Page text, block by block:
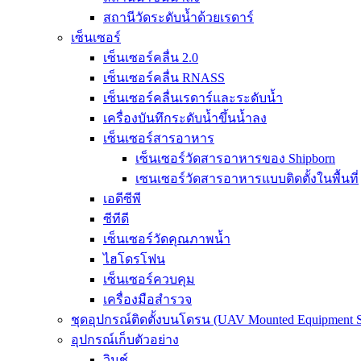
สถานีวัดระดับน้ำด้วยเรดาร์
เซ็นเซอร์
เซ็นเซอร์คลื่น 2.0
เซ็นเซอร์คลื่น RNASS
เซ็นเซอร์คลื่นเรดาร์และระดับน้ำ
เครื่องบันทึกระดับน้ำขึ้นน้ำลง
เซ็นเซอร์สารอาหาร
เซ็นเซอร์วัดสารอาหารของ Shipborn
เซนเซอร์วัดสารอาหารแบบติดตั้งในพื้นที่
เอดีซีพี
ซีทีดี
เซ็นเซอร์วัดคุณภาพน้ำ
ไฮโดรโฟน
เซ็นเซอร์ควบคุม
เครื่องมือสำรวจ
ชุดอุปกรณ์ติดตั้งบนโดรน (UAV Mounted Equipment
อุปกรณ์เก็บตัวอย่าง